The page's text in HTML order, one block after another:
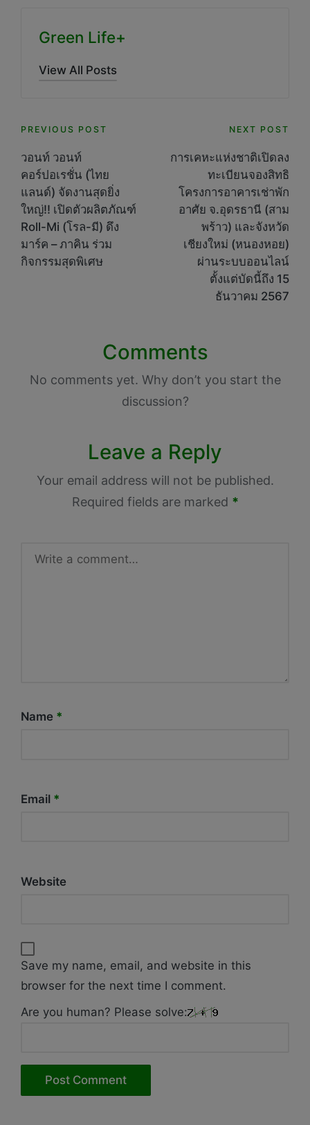
Green Life+
View All Posts
Post
navigation
PREVIOUS POST
วอนท์ วอนท์
คอร์ปอเรชั่น (ไทย
แลนด์) จัดงานสุดยิ่ง
ใหญ่!! เปิดตัวผลิตภัณฑ์
Roll-Mi (โรล-มี) ดึง
มาร์ค – ภาคิน ร่วม
กิจกรรมสุดพิเศษ
NEXT POST
การเคหะแห่งชาติเปิดลง
ทะเบียนจองสิทธิ
โครงการอาคารเช่าพัก
อาศัย จ.อุดรธานี (สาม
พร้าว) และจังหวัด
เชียงใหม่ (หนองหอย)
ผ่านระบบออนไลน์
ตั้งแต่บัดนี้ถึง 15
ธันวาคม 2567
Comments
No comments yet. Why don’t you start the
discussion?
Leave a Reply
Your email address will not be published.
Required fields are marked *
Name *
Email *
Website
Save my name, email, and website in this
browser for the next time I comment.
Are you human? Please solve: